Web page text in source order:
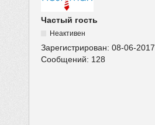
Частый гость
Неактивен
Зарегистрирован:08-06-2017
Сообщений: 128